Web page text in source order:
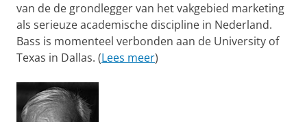
van de de grondlegger van het vakgebied marketing
als serieuze academische discipline in Nederland.
Bass is momenteel verbonden aan de University of
Texas in Dallas. (Lees meer)